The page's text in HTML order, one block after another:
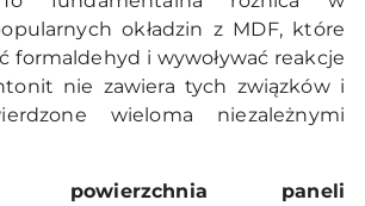
okładzin z MDF, które
formaldehyd i wywoływać reakcje
nie zawiera tych związków i
wieloma niezależnymi
powierzchnia paneli